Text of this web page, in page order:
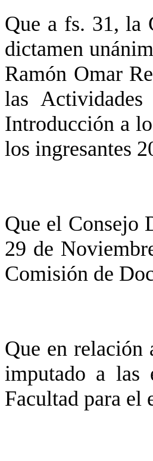
Que a fs. 31, la
dictamen
Ramón Omar
las
Introducción a
los ingresantes
Que el Consejo
29 de
Comisión de
Que en relación
imputado a las
Facultad para el